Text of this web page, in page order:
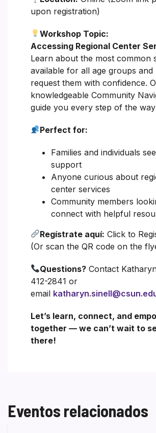
upon registration)
Workshop Topic:
Accessing Regional Center
Learn about the most common
available for all age groups and
request them with confidence.
knowledgeable Community
guide you every step of the
Perfect for:
Families and individuals
support
Anyone curious about
center services
Community members
connect with helpful
Regístrate aquí: Click to
(Or scan the QR code on the
Questions? Contact
412-2841 or
email
Let’s learn, connect, and
together — we can’t wait to
there!
Eventos relacionados